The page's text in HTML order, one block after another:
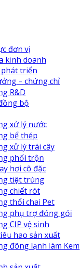
đơn vị
kinh doanh
triển
– chứng chỉ
R&D
bộ
xử lý nước
bể thép
xử lý trái cây
phối trộn
hơi cô đặc
tiệt trùng
chiết rót
thổi chai Pet
phụ trợ đóng gói
CIP vệ sinh
hao sản xuất
đông lạnh làm Kem